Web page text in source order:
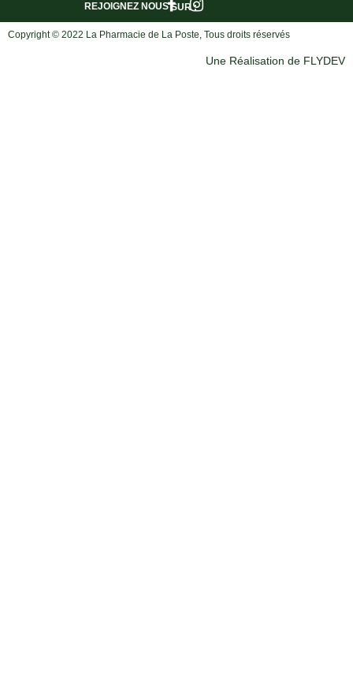
SUR :
REJOIGNEZ NOUS
Copyright © 2022 La Pharmacie de La Poste, Tous droits réservés
Une Réalisation de FLYDEV